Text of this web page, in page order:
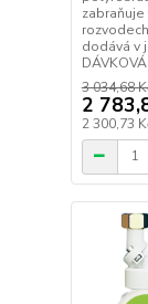
dodává v
3 034,68
2
2 300,73